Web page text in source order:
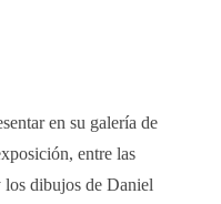
en su galería de
entre las
dibujos de Daniel